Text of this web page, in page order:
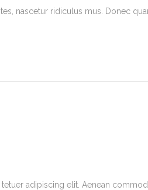
nascetur ridiculus mus. Donec
adipiscing elit. Aenean